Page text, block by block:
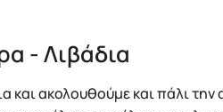
- Λιβάδια
και ακολουθούμε και πάλι